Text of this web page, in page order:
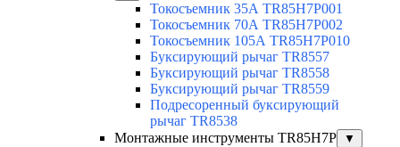
Токосъемник 35А TR85H7P001
Токосъемник 70А TR85H7P002
Токосъемник 105А TR85H7P010
Буксирующий рычаг TR8557
Буксирующий рычаг TR8558
Буксирующий рычаг TR8559
Подресоренный буксирующий
рычаг TR8538
Монтажные инструменты TR85H7P
▼